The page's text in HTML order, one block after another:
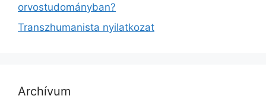
orvostudományban?
Transzhumanista nyilatkozat
Archívum